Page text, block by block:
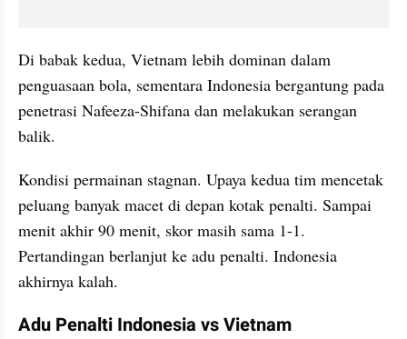
Di babak kedua, Vietnam lebih dominan dalam
penguasaan bola, sementara Indonesia bergantung pada
penetrasi Nafeeza-Shifana dan melakukan serangan
balik.
Kondisi permainan stagnan. Upaya kedua tim mencetak
peluang banyak macet di depan kotak penalti. Sampai
menit akhir 90 menit, skor masih sama 1-1.
Pertandingan berlanjut ke adu penalti. Indonesia
akhirnya kalah.
Adu Penalti Indonesia vs Vietnam